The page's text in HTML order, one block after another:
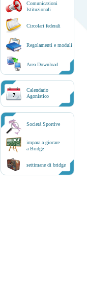
Comunicazioni
Istituzionali
Circolari federali
Regolamenti e moduli
Area Download
7
Calendario
Agonistico
Società Sportive
impara a giocare
a Bridge
settimane di bridge